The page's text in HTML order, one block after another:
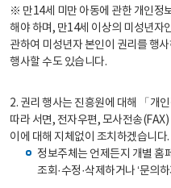
※ 만14세 미만 아동에 관한 개인정
해야 하며, 만14세 이상의 미성년자
관하여 미성년자 본인이 권리를 행
행사할 수도 있습니다.
2. 권리 행사는 진흥원에 대해 「개
따라 서면, 전자우편, 모사전송
이에 대해 지체없이 조치하겠습니다.
정보주체는 언제든지 개별 홈
조회·수정·삭제하거나 ‘문의